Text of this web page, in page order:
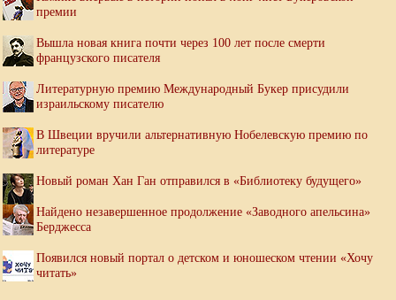
премии
Вышла новая книга почти через 100 лет после смерти
французского писателя
Литературную премию Международный Букер присудили
израильскому писателю
В Швеции вручили альтернативную Нобелевскую премию по
литературе
Новый роман Хан Ган отправился в «Библиотеку будущего»
Найдено незавершенное продолжение «Заводного апельсина»
Берджесса
Появился новый портал о детском и юношеском чтении «Хочу
читать»